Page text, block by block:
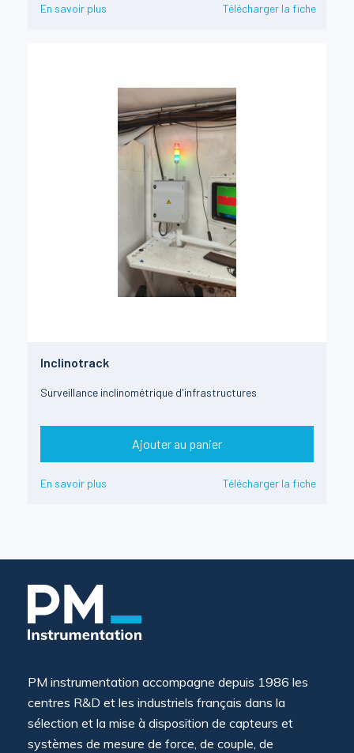
En savoir plus Télécharger la fiche
Inclinotrack
Surveillance inclinométrique d'infrastructures
Ajouter au panier
En savoir plus Télécharger la fiche
PM instrumentation accompagne depuis 1986 les
centres R&D et les industriels français dans la
sélection et la mise à disposition de capteurs et
systèmes de mesure de force, de couple, de